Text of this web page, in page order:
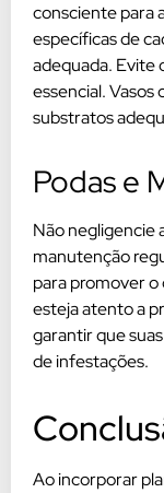
consciente para
específicas de
adequada. Evite
essencial. Vasos
substratos
Podas e
Não negligencie
manutenção
para promover o
esteja atento a
garantir que
de infestações.
Ao incorporar